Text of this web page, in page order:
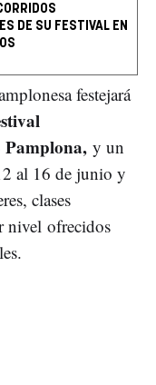
DE SU FESTIVAL EN
festejará
y un
al 16 de junio y
clases
nivel ofrecidos